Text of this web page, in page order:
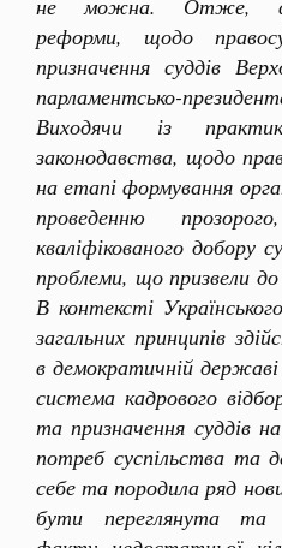
не можна. Отже,
реформи, щодо
призначення суддів
парламентсько-
Виходячи із
законодавства, щодо
на етапі формування
проведенню
кваліфікованого добору
проблеми, що призвели до
В контексті
загальних принципів
в демократичній
система кадрового
та призначення суддів
потреб суспільства та
себе та породила ряд
бути переглянута та